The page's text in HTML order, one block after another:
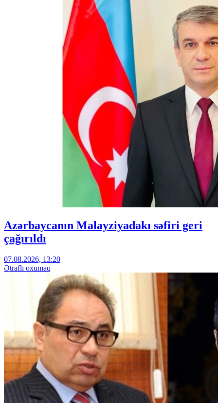
Azərbaycanın Malayziyadakı səfiri geri
çağırıldı
07.08.2026, 13:20
Ətraflı oxumaq